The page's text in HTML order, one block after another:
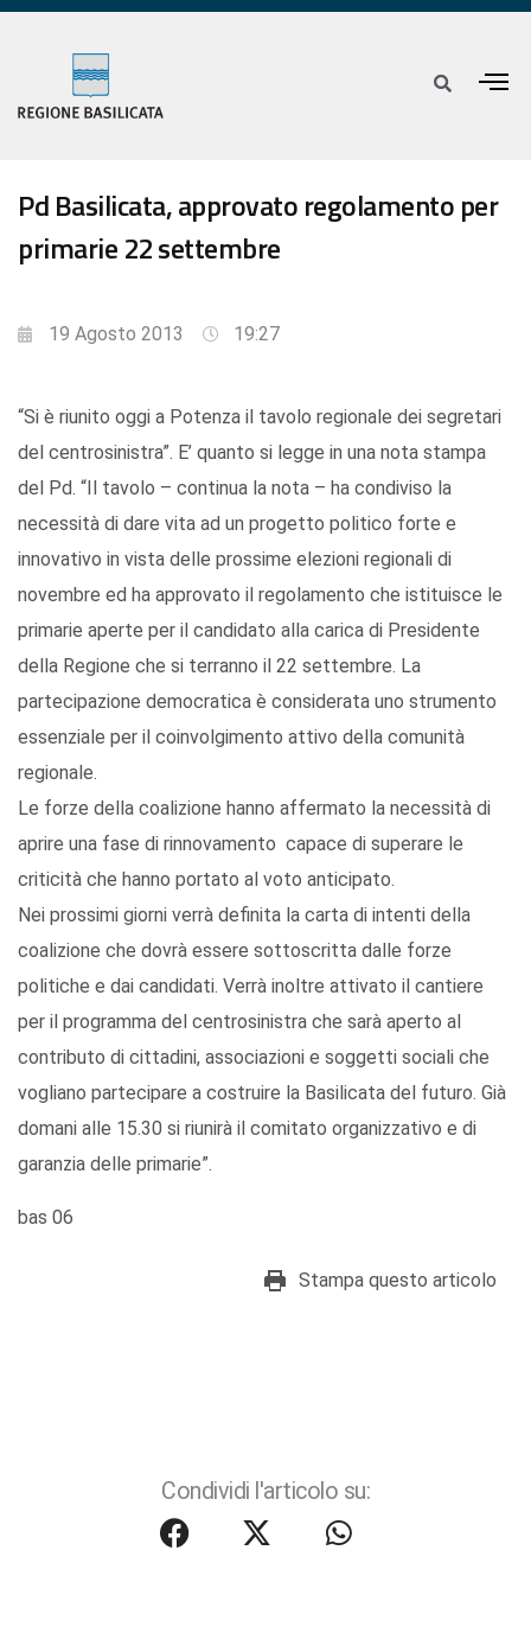
Pd Basilicata, approvato regolamento per
primarie 22 settembre
19 Agosto 2013 19:27
“Si è riunito oggi a Potenza il tavolo regionale dei segretari
del centrosinistra”. E’ quanto si legge in una nota stampa
del Pd. “Il tavolo – continua la nota – ha condiviso la
necessità di dare vita ad un progetto politico forte e
innovativo in vista delle prossime elezioni regionali di
novembre ed ha approvato il regolamento che istituisce le
primarie aperte per il candidato alla carica di Presidente
della Regione che si terranno il 22 settembre. La
partecipazione democratica è considerata uno strumento
essenziale per il coinvolgimento attivo della comunità
regionale.
Le forze della coalizione hanno affermato la necessità di
aprire una fase di rinnovamento capace di superare le
criticità che hanno portato al voto anticipato.
Nei prossimi giorni verrà definita la carta di intenti della
coalizione che dovrà essere sottoscritta dalle forze
politiche e dai candidati. Verrà inoltre attivato il cantiere
per il programma del centrosinistra che sarà aperto al
contributo di cittadini, associazioni e soggetti sociali che
vogliano partecipare a costruire la Basilicata del futuro. Già
domani alle 15.30 si riunirà il comitato organizzativo e di
garanzia delle primarie”.
bas 06
Stampa questo articolo
Condividi l'articolo su: